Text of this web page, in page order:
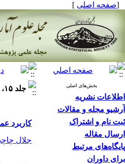
[صفحه اصلی ]
بخش‌های اصلی
اطلاعات نشریه
آرشیو مجله و مقالات
ثبت نام و اشتراک
ارسال مقاله
پایگاه‌های مرتبط
برای داوران
جلد ۱۵، شماره ۱ - ( ۶-۱۴۰۰ )
کاربرد
جلال